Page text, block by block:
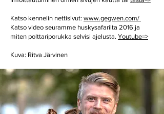
Katso kennelin nettisivut: www.gegwen.com/
Katso video seuramme huskysafarilta 2016 ja
miten polttariporukka selvisi ajelusta. Youtube=>
Kuva: Ritva Järvinen